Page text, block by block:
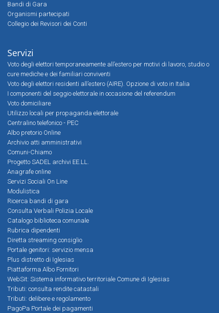
Bandi di Gara
Organismi partecipati
Collegio dei Revisori dei Conti
Servizi
Voto degli elettori temporaneamente all’estero per motivi di lavoro, studio o
cure mediche e dei familiari conviventi
Voto degli elettori residenti all’estero (AIRE). Opzione di voto in Italia
I componenti del seggio elettorale in occasione del referendum
Voto domiciliare
Utilizzo locali per propaganda elettorale
Centralino telefonico - PEC
Albo pretorio Online
Archivio atti amministrativi
Comuni-Chiamo
Progetto SADEL archivi EE.LL.
Anagrafe online
Servizi Sociali On Line
Modulistica
Ricerca bandi di gara
Consulta Verbali Polizia Locale
Catalogo biblioteca comunale
Rubrica dipendenti
Diretta streaming consiglio
Portale genitori: servizio mensa
Plus distretto di Iglesias
Piattaforma Albo Fornitori
WebSit: Sistema informativo territoriale Comune di Iglesias
Tributi: consulta rendite catastali
Tributi: delibere e regolamento
PagoPa Portale dei pagamenti